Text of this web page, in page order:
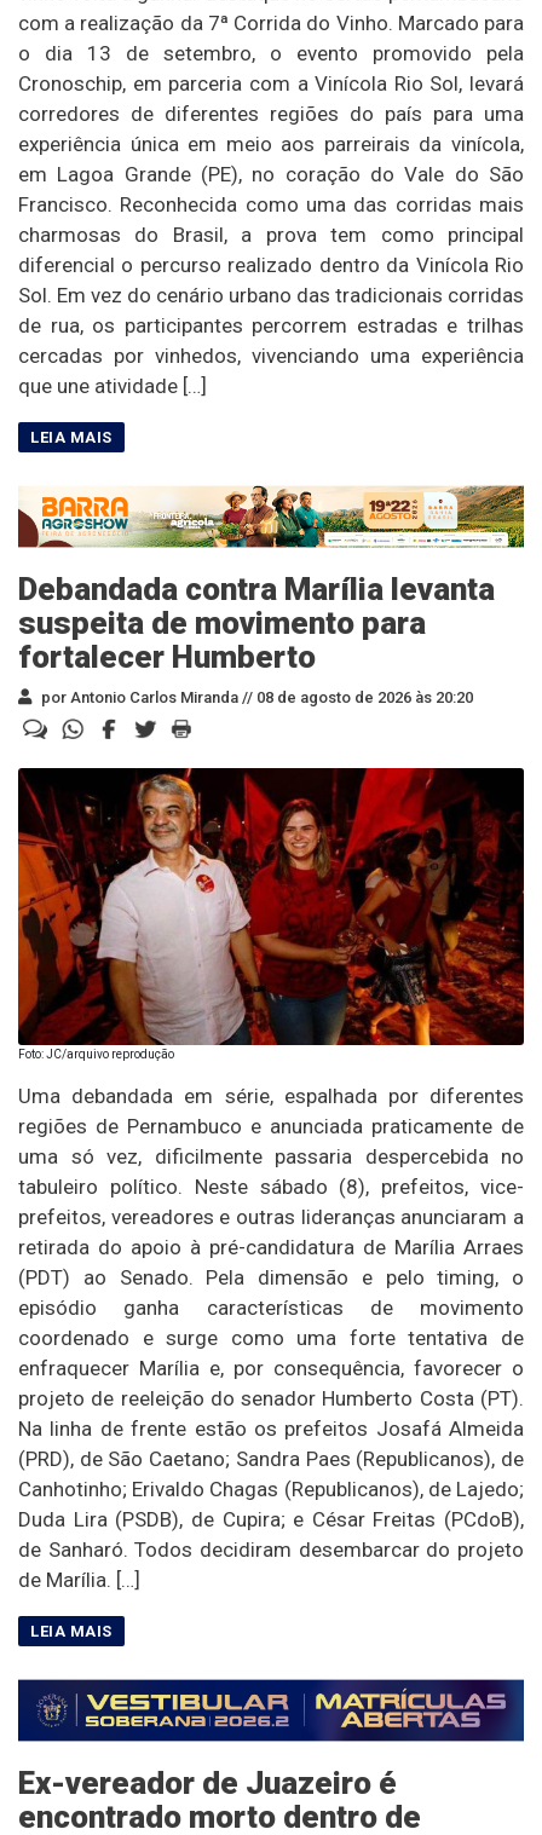
com a realização da 7ª Corrida do Vinho. Marcado para
o dia 13 de setembro, o evento promovido pela
Cronoschip, em parceria com a Vinícola Rio Sol, levará
corredores de diferentes regiões do país para uma
experiência única em meio aos parreirais da vinícola,
em Lagoa Grande (PE), no coração do Vale do São
Francisco. Reconhecida como uma das corridas mais
charmosas do Brasil, a prova tem como principal
diferencial o percurso realizado dentro da Vinícola Rio
Sol. Em vez do cenário urbano das tradicionais corridas
de rua, os participantes percorrem estradas e trilhas
cercadas por vinhedos, vivenciando uma experiência
que une atividade […]
Debandada contra Marília levanta
suspeita de movimento para
fortalecer Humberto
por Antonio Carlos Miranda // 08 de agosto de 2026 às 20:20
Foto: JC/arquivo reprodução
Uma debandada em série, espalhada por diferentes
regiões de Pernambuco e anunciada praticamente de
uma só vez, dificilmente passaria despercebida no
tabuleiro político. Neste sábado (8), prefeitos, vice-
prefeitos, vereadores e outras lideranças anunciaram a
retirada do apoio à pré-candidatura de Marília Arraes
(PDT) ao Senado. Pela dimensão e pelo timing, o
episódio ganha características de movimento
coordenado e surge como uma forte tentativa de
enfraquecer Marília e, por consequência, favorecer o
projeto de reeleição do senador Humberto Costa (PT).
Na linha de frente estão os prefeitos Josafá Almeida
(PRD), de São Caetano; Sandra Paes (Republicanos), de
Canhotinho; Erivaldo Chagas (Republicanos), de Lajedo;
Duda Lira (PSDB), de Cupira; e César Freitas (PCdoB),
de Sanharó. Todos decidiram desembarcar do projeto
de Marília. […]
Ex-vereador de Juazeiro é
encontrado morto dentro de